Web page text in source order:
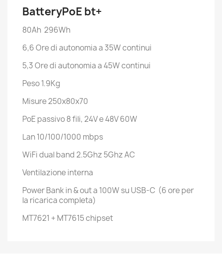
BatteryPoE bt+
80Ah 296Wh
6,6 Ore di autonomia a 35W continui
5,3 Ore di autonomia a 45W continui
Peso 1.9Kg
Misure 250x80x70
PoE passivo 8 fili, 24V e 48V 60W
Lan 10/100/1000 mbps
WiFi dual band 2.5Ghz 5Ghz AC
Ventilazione interna
Power Bank in & out a 100W su USB-C (6 ore per
la ricarica completa)
MT7621 + MT7615 chipset